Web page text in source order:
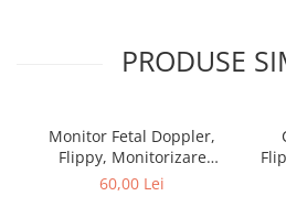
PRODUSE
Monitor Fetal Doppler,
Flippy, Monitorizare
Sarcina, Ritm Cardiac,
60,00 Lei